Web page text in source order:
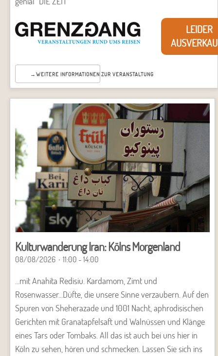
LEIDER
WEITERE INFORMATIONEN
Kulturwanderung Iran: Kölns Morgenland
08/08/2026 11:00 - 14:00
...mit Anahita Redisiu. Kardamom, Zimt und
Rosenwasser...Düfte, die unsere Sinne verzaubern. Auf den
Spuren von Sheherazade und 1001 Nacht, aphrodisischen
Gerichten mit Granatapfelsaft und Walnüssen und Klänge
eines Tars oder Tombaks. All das ist auch bei uns hier in
Köln zu sehen, hören und schmecken. Lassen Sie sich ins